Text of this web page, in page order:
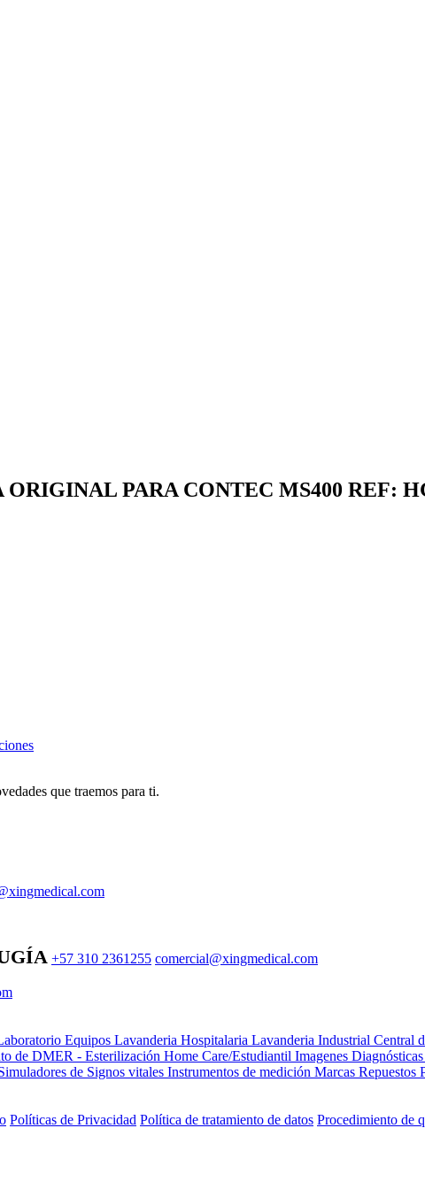
PARA CONTEC MS400 REF:
que traemos para ti.
+57 310 2361255 comercial@xingmedical.com
Equipos Lavanderia Hospitalaria Lavanderia Industrial Central
de DMER - Esterilización Home Care/Estudiantil Imagenes Diagnósticas
de Signos vitales Instrumentos de medición Marcas Repuestos
Políticas de Privacidad Política de tratamiento de datos Procedimiento de